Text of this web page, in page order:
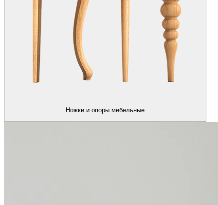
Ножки и опоры мебельные